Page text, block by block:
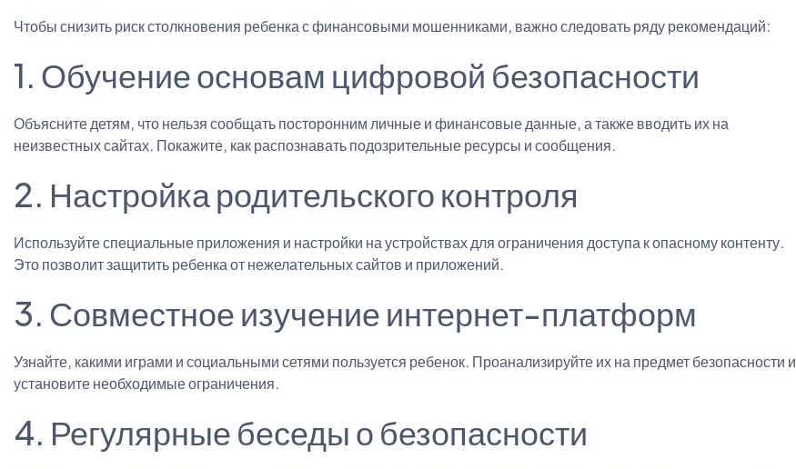
Чтобы снизить риск столкновения ребенка с финансовыми мошенниками, важно следовать ряду рекомендаций:
1. Обучение основам цифровой безопасности
Объясните детям, что нельзя сообщать посторонним личные и финансовые данные, а также вводить их на
неизвестных сайтах. Покажите, как распознавать подозрительные ресурсы и сообщения.
2. Настройка родительского контроля
Используйте специальные приложения и настройки на устройствах для ограничения доступа к опасному контенту.
Это позволит защитить ребенка от нежелательных сайтов и приложений.
3. Совместное изучение интернет-платформ
Узнайте, какими играми и социальными сетями пользуется ребенок. Проанализируйте их на предмет безопасности и
установите необходимые ограничения.
4. Регулярные беседы о безопасности